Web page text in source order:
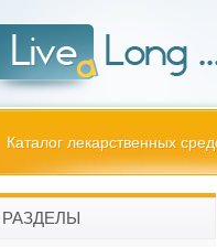
Каталог лекарственных
РАЗДЕЛЫ